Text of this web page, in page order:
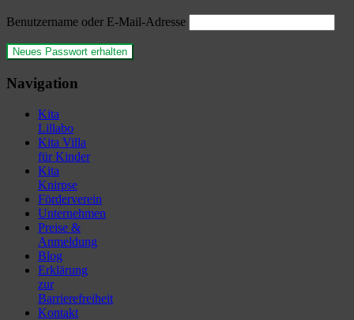
Benutzername oder E-Mail-Adresse
Navigation
Kita
Lillabo
Kita Villa
für Kinder
Kita
Knirpse
Förderverein
Unternehmen
Preise &
Anmeldung
Blog
Erklärung
zur
Barrierefreiheit
Kontakt